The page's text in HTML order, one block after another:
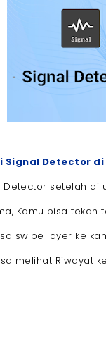
Signal Detector di
Detector setelah di
Kamu bisa
swipe layer ke
melihat Riwayat